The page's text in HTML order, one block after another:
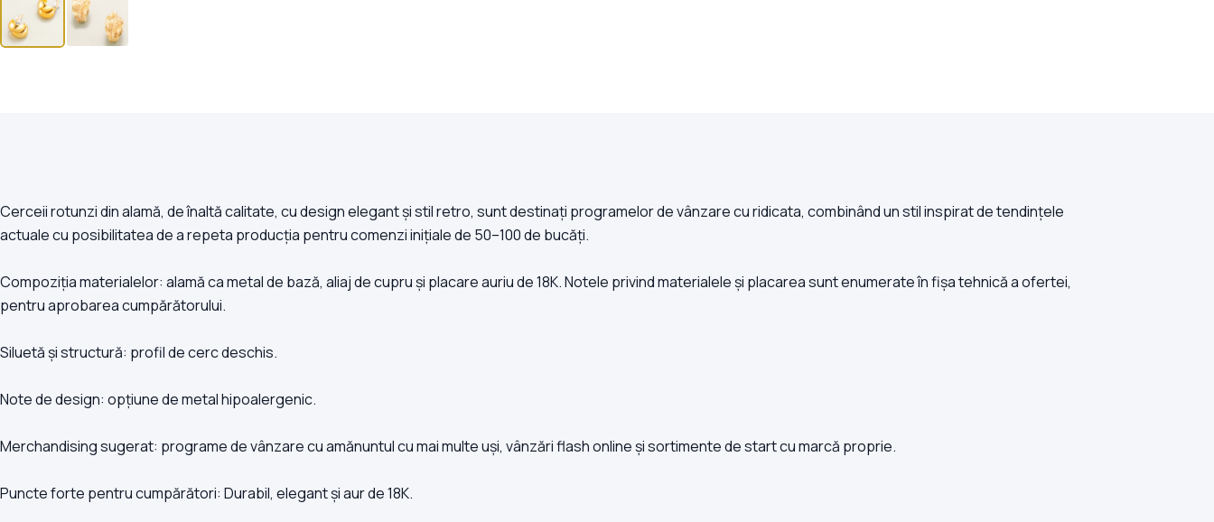
Cerceii rotunzi din alamă, de înaltă calitate, cu design elegant și stil retro, sunt destinați programelor de vânzare cu ridicata, combinând un stil inspirat de tendințele
actuale cu posibilitatea de a repeta producția pentru comenzi inițiale de 50–100 de bucăți.
Compoziția materialelor: alamă ca metal de bază, aliaj de cupru și placare auriu de 18K. Notele privind materialele și placarea sunt enumerate în fișa tehnică a ofertei,
pentru aprobarea cumpărătorului.
Siluetă și structură: profil de cerc deschis.
Note de design: opțiune de metal hipoalergenic.
Merchandising sugerat: programe de vânzare cu amănuntul cu mai multe uși, vânzări flash online și sortimente de start cu marcă proprie.
Puncte forte pentru cumpărători: Durabil, elegant și aur de 18K.